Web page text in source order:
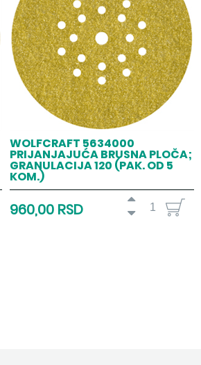
WOLFCRAFT 5634000
PRIJANJAJUĆA BRUSNA PLOČA;
GRANULACIJA 120 (PAK. OD 5
KOM.)
960,00 RSD